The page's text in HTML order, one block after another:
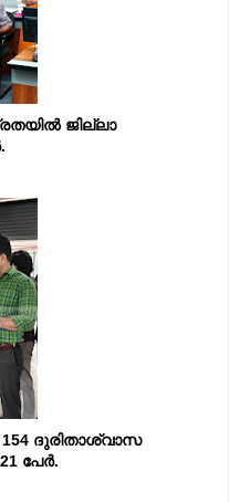
ജില്ലാ
154 ദുരിതാശ്വാസ
പേർ.